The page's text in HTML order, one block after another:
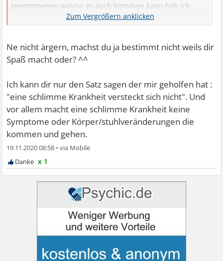
genommenen wovon es auch kommen kann hab ich
gelesen. Mich ärgert es auch das ich mir immer soviel
Ne nicht ärgern, machst du ja bestimmt nicht weils dir
Spaß macht oder? ^^
Ich kann dir nur den Satz sagen der mir geholfen hat :
"eine schlimme Krankheit versteckt sich nicht". Und
vor allem macht eine schlimme Krankheit keine
Symptome oder Körper/stuhlveränderungen die
kommen und gehen.
19.11.2020 08:58 •
x 1